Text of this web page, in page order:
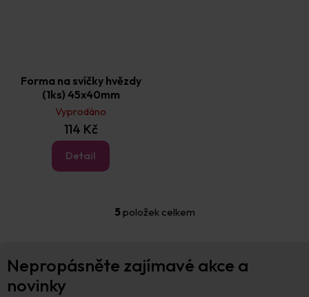
Forma na svíčky hvězdy
(1ks) 45x40mm
Vyprodáno
114 Kč
Detail
O
d
5 položek celkem
Nepropásněte zajímavé akce a
novinky